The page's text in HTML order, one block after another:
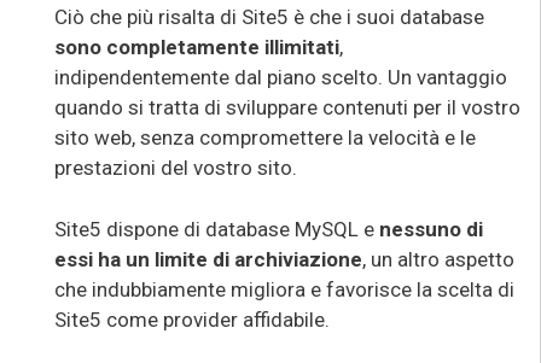
Ciò che più risalta di Site5 è che i suoi database
sono completamente illimitati,
indipendentemente dal piano scelto. Un vantaggio
quando si tratta di sviluppare contenuti per il vostro
sito web, senza compromettere la velocità e le
prestazioni del vostro sito.
Site5 dispone di database MySQL e nessuno di
essi ha un limite di archiviazione, un altro aspetto
che indubbiamente migliora e favorisce la scelta di
Site5 come provider affidabile.